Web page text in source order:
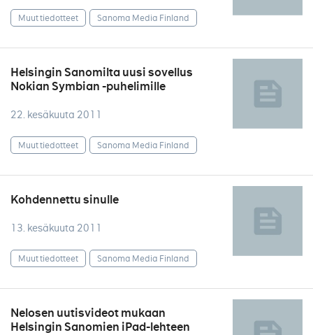
Muut tiedotteet Sanoma Media Finland
Helsingin Sanomilta uusi sovellus
Nokian Symbian -puhelimille
22. kesäkuuta 2011
Muut tiedotteet Sanoma Media Finland
Kohdennettu sinulle
13. kesäkuuta 2011
Muut tiedotteet Sanoma Media Finland
Nelosen uutisvideot mukaan
Helsingin Sanomien iPad-lehteen